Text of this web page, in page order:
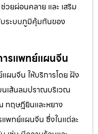
วยผ่อนคลาย และ เสริม
ระบบภูมิคุ้มกันของ
ารแพทย์แผนจีน
ผนจีน ให้บริการโดย ฝัง
นเส้นลมปราณบริเวณ
ทฤษฎียินและหยาง
พทย์แผนจีน ซึ่งในแต่ละ